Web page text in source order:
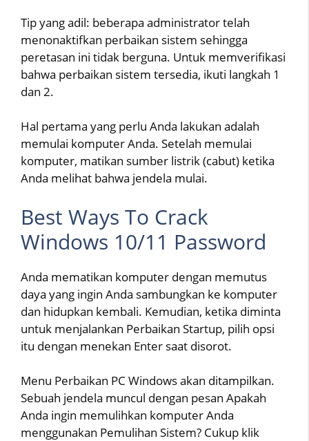
Tip yang adil: beberapa administrator telah
menonaktifkan perbaikan sistem sehingga
peretasan ini tidak berguna. Untuk memverifikasi
bahwa perbaikan sistem tersedia, ikuti langkah 1
dan 2.
Hal pertama yang perlu Anda lakukan adalah
memulai komputer Anda. Setelah memulai
komputer, matikan sumber listrik (cabut) ketika
Anda melihat bahwa jendela mulai.
Best Ways To Crack
Windows 10/11 Password
Anda mematikan komputer dengan memutus
daya yang ingin Anda sambungkan ke komputer
dan hidupkan kembali. Kemudian, ketika diminta
untuk menjalankan Perbaikan Startup, pilih opsi
itu dengan menekan Enter saat disorot.
Menu Perbaikan PC Windows akan ditampilkan.
Sebuah jendela muncul dengan pesan Apakah
Anda ingin memulihkan komputer Anda
menggunakan Pemulihan Sistem? Cukup klik